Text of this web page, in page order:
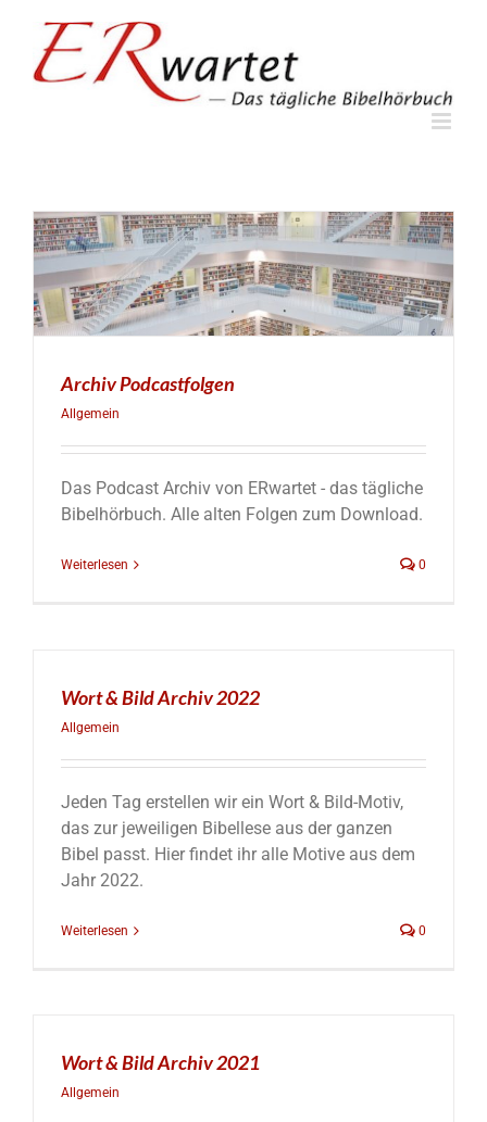
springen
Archiv Podcastfolgen
Allgemein
Das Podcast Archiv von ERwartet - das tägliche
Bibelhörbuch. Alle alten Folgen zum Download.
Weiterlesen 0
Wort & Bild Archiv 2022
Allgemein
Jeden Tag erstellen wir ein Wort & Bild-Motiv,
das zur jeweiligen Bibellese aus der ganzen
Bibel passt. Hier findet ihr alle Motive aus dem
Jahr 2022.
Weiterlesen 0
Wort & Bild Archiv 2021
Allgemein